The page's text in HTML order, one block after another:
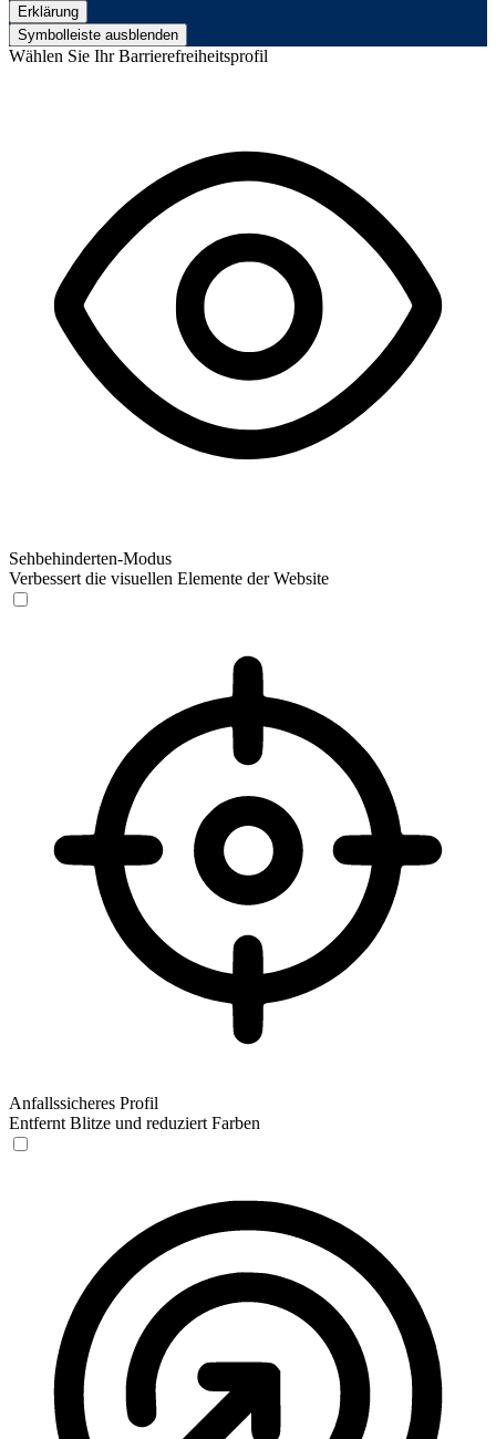
Erklärung
Symbolleiste ausblenden
Wählen Sie Ihr Barrierefreiheitsprofil
Sehbehinderten-Modus
Verbessert die visuellen Elemente der Website
Anfallssicheres Profil
Entfernt Blitze und reduziert Farben